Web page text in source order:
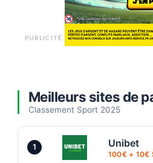
PUBLICITÉ
Meilleurs sites de
Classement Sport 2025
1 Unibet
100€ + 10€